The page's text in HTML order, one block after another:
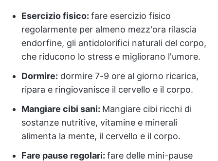
Esercizio fisico: fare esercizio fisico
regolarmente per almeno mezz'ora rilascia
endorfine, gli antidolorifici naturali del corpo,
che riducono lo stress e migliorano l'umore.
Dormire: dormire 7-9 ore al giorno ricarica,
ripara e ringiovanisce il cervello e il corpo.
Mangiare cibi sani: Mangiare cibi ricchi di
sostanze nutritive, vitamine e minerali
alimenta la mente, il cervello e il corpo.
Fare pause regolari: fare delle mini-pause